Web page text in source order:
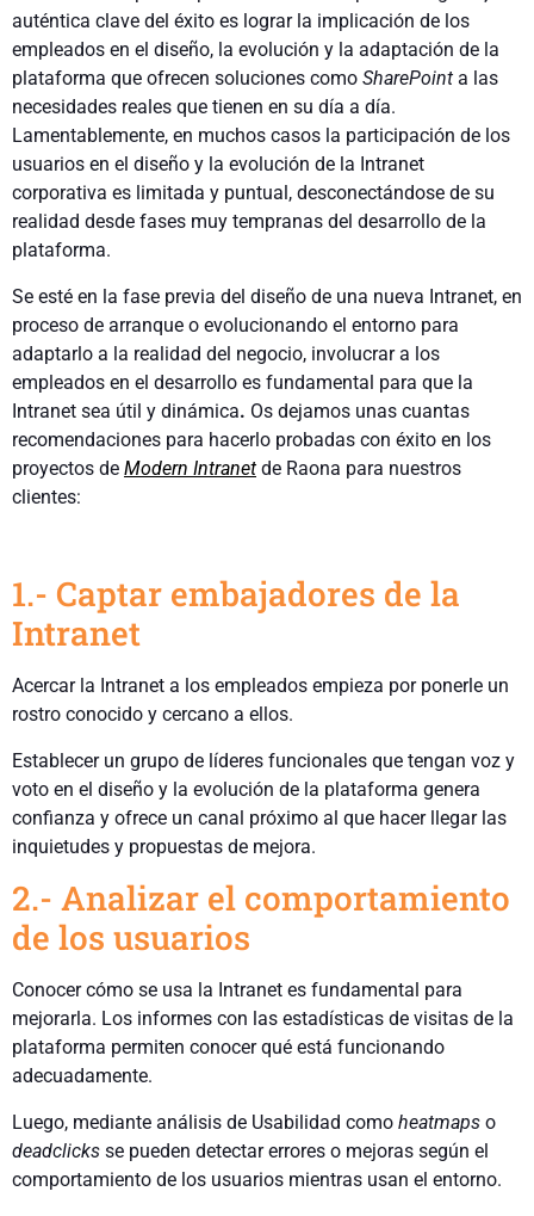
auténtica clave del éxito es lograr la implicación de los
empleados en el diseño, la evolución y la adaptación de la
plataforma que ofrecen soluciones como SharePoint a las
necesidades reales que tienen en su día a día.
Lamentablemente, en muchos casos la participación de los
usuarios en el diseño y la evolución de la Intranet
corporativa es limitada y puntual, desconectándose de su
realidad desde fases muy tempranas del desarrollo de la
plataforma.
Se esté en la fase previa del diseño de una nueva Intranet, en
proceso de arranque o evolucionando el entorno para
adaptarlo a la realidad del negocio, involucrar a los
empleados en el desarrollo es fundamental para que la
Intranet sea útil y dinámica. Os dejamos unas cuantas
recomendaciones para hacerlo probadas con éxito en los
proyectos de Modern Intranet de Raona para nuestros
clientes:
1.- Captar embajadores de la
Intranet
Acercar la Intranet a los empleados empieza por ponerle un
rostro conocido y cercano a ellos.
Establecer un grupo de líderes funcionales que tengan voz y
voto en el diseño y la evolución de la plataforma genera
confianza y ofrece un canal próximo al que hacer llegar las
inquietudes y propuestas de mejora.
2.- Analizar el comportamiento
de los usuarios
Conocer cómo se usa la Intranet es fundamental para
mejorarla. Los informes con las estadísticas de visitas de la
plataforma permiten conocer qué está funcionando
adecuadamente.
Luego, mediante análisis de Usabilidad como heatmaps o
deadclicks se pueden detectar errores o mejoras según el
comportamiento de los usuarios mientras usan el entorno.